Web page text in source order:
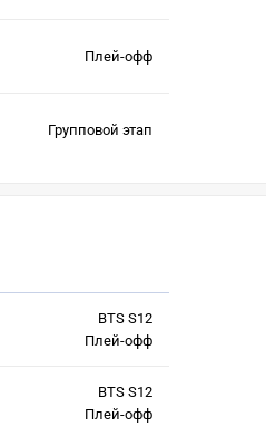
Плей-офф
Групповой этап
BTS S12
Плей-офф
BTS S12
Плей-офф